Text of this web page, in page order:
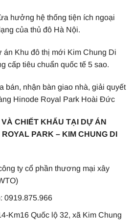
hưởng hệ thống tiện ích ngoại
của thủ đô Hà Nội.
án Khu đô thị mới Kim Chung Di
cấp tiêu chuẩn quốc tế 5 sao.
bán, nhận bàn giao nhà, giải quyết
Hinode Royal Park Hoài Đức
CHIẾT KHẤU TẠI DỰ ÁN
PARK – KIM CHUNG DI
ty cổ phần thương mại xây
: 0919.875.966
Km16 Quốc lộ 32, xã Kim Chung